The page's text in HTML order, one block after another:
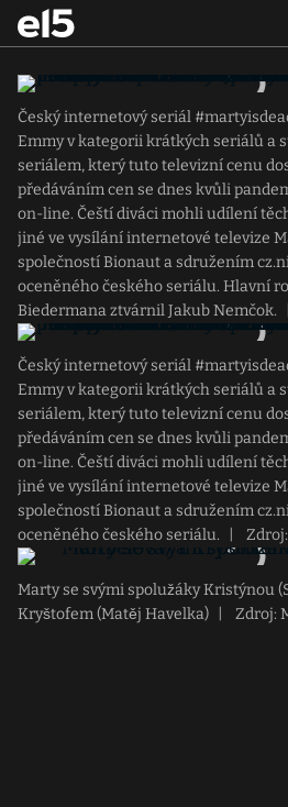
Český internetový seriál
Emmy v kategorii krátkých seriálů a
seriálem, který tuto televizní cenu
předáváním cen se dnes kvůli
on-line. Čeští diváci mohli udílení
jiné ve vysílání internetové televize
společností Bionaut a sdružením
oceněného českého seriálu. Hlavní
Biedermana ztvárnil Jakub Nemčok.
Český internetový seriál
Emmy v kategorii krátkých seriálů a
seriálem, který tuto televizní cenu
předáváním cen se dnes kvůli
on-line. Čeští diváci mohli udílení
jiné ve vysílání internetové televize
společností Bionaut a sdružením
oceněného českého seriálu.
Marty se svými spolužáky Kristýnou
Kryštofem (Matěj Havelka)
Zdroj: